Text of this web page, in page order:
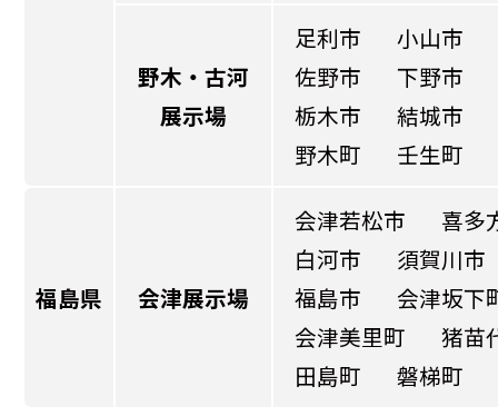
野木・古河
展示場
足利市
小山市
佐野市
下野市
栃木市
結城市
野木町
壬生町
福島県 会津展示場
会津若松市
喜多
白河市
須賀川市
福島市
会津坂下
会津美里町
猪苗
田島町
磐梯町